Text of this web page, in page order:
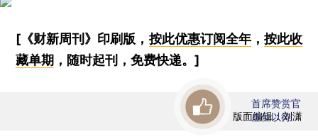
[《财新周刊》印刷版， 按此优惠订阅全年， 按此收
藏单期 ，随时起刊，免费快递。]
版面编辑：刘潇
首席赞赏官
虚位以待